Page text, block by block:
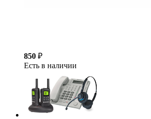
850 ₽
Есть в наличии